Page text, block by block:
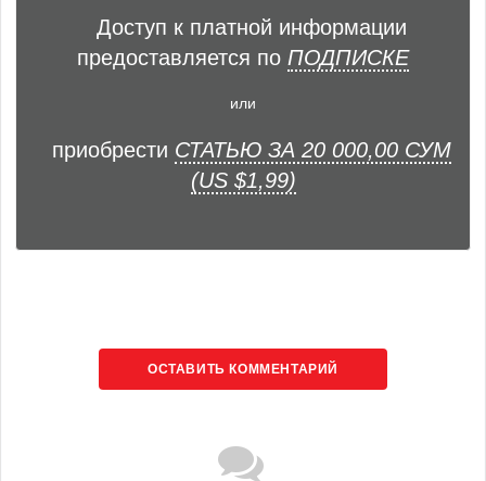
Доступ к платной информации
предоставляется по ПОДПИСКЕ
или
приобрести СТАТЬЮ ЗА 20 000,00 СУМ
(US $1,99)
ОСТАВИТЬ КОММЕНТАРИЙ